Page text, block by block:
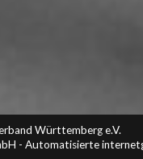
Württemberg e.V.
- Automatisierte